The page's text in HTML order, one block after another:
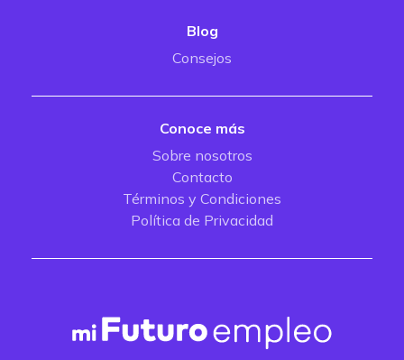
Blog
Consejos
Conoce más
Sobre nosotros
Contacto
Términos y Condiciones
Política de Privacidad